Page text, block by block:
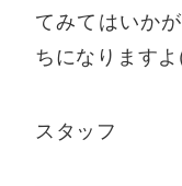
てみてはいか
ちになります
スタッフ